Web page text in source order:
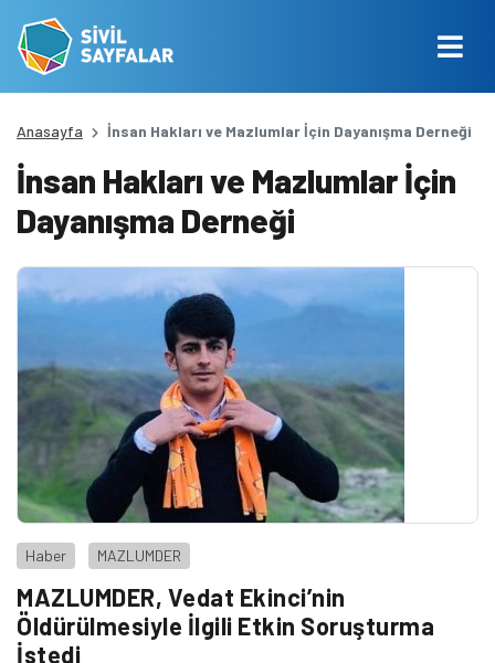
Anasayfa İnsan Hakları ve Mazlumlar İçin Dayanışma Derneği
İnsan Hakları ve Mazlumlar İçin
Dayanışma Derneği
Haber MAZLUMDER
MAZLUMDER, Vedat Ekinci’nin
Öldürülmesiyle İlgili Etkin Soruşturma
İstedi